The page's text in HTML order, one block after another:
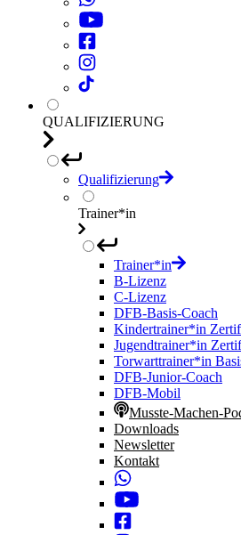
QUALIFIZIERUNG
Qualifizierung
Trainer*in
Trainer*in
B-Lizenz
C-Lizenz
DFB-Basis-Coach
Kindertrainer*in
Jugendtrainer*in
Torwarttrainer*in
DFB-Junior-Coach
DFB-Mobil
Musste-Machen-
Downloads
Newsletter
Kontakt